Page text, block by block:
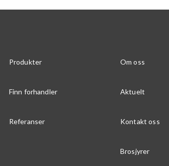
Produkter Om oss
Finn forhandler Aktuelt
Referanser Kontakt oss
Brosjyrer